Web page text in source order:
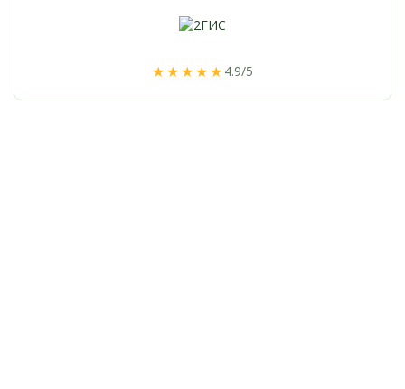
★★★★★ 4.9/5